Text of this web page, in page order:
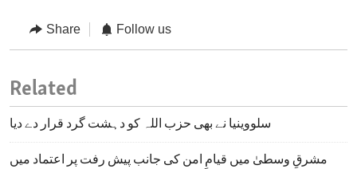
Share Follow us
Related
سلووینیا نے بھی حزب اللہ کو دہشت گرد قرار دے دیا
مشرقِ وسطیٰ میں قیامِ امن کی جانب پیش رفت پر اعتماد میں